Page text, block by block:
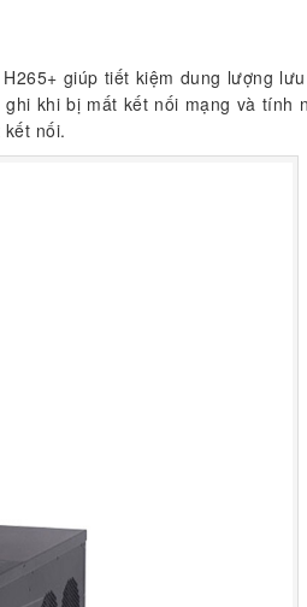
giúp tiết kiệm dung lượng
khi bị mất kết nối mạng và tính
nối.